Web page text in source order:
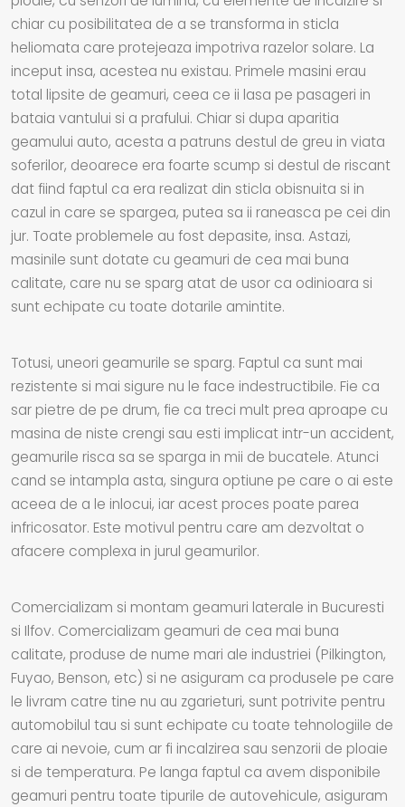
chiar cu posibilitatea de a se transforma in sticla
heliomata care protejeaza impotriva razelor solare. La
inceput insa, acestea nu existau. Primele masini erau
total lipsite de geamuri, ceea ce ii lasa pe pasageri in
bataia vantului si a prafului. Chiar si dupa aparitia
geamului auto, acesta a patruns destul de greu in viata
soferilor, deoarece era foarte scump si destul de riscant
dat fiind faptul ca era realizat din sticla obisnuita si in
cazul in care se spargea, putea sa ii raneasca pe cei din
jur. Toate problemele au fost depasite, insa. Astazi,
masinile sunt dotate cu geamuri de cea mai buna
calitate, care nu se sparg atat de usor ca odinioara si
sunt echipate cu toate dotarile amintite.
Totusi, uneori geamurile se sparg. Faptul ca sunt mai
rezistente si mai sigure nu le face indestructibile. Fie ca
sar pietre de pe drum, fie ca treci mult prea aproape cu
masina de niste crengi sau esti implicat intr-un accident,
geamurile risca sa se sparga in mii de bucatele. Atunci
cand se intampla asta, singura optiune pe care o ai este
aceea de a le inlocui, iar acest proces poate parea
infricosator. Este motivul pentru care am dezvoltat o
afacere complexa in jurul geamurilor.
Comercializam si montam geamuri laterale in Bucuresti
si Ilfov. Comercializam geamuri de cea mai buna
calitate, produse de nume mari ale industriei (Pilkington,
Fuyao, Benson, etc) si ne asiguram ca produsele pe care
le livram catre tine nu au zgarieturi, sunt potrivite pentru
automobilul tau si sunt echipate cu toate tehnologiile de
care ai nevoie, cum ar fi incalzirea sau senzorii de ploaie
si de temperatura. Pe langa faptul ca avem disponibile
geamuri pentru toate tipurile de autovehicule, asiguram